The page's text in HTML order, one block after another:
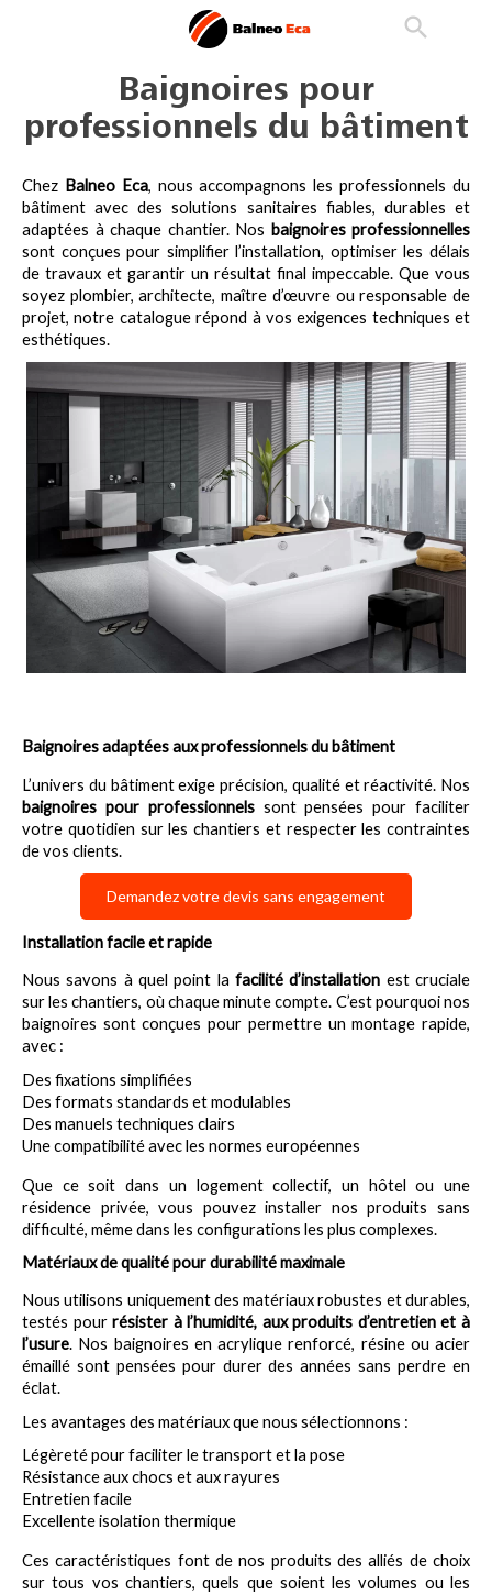
search
Baignoires pour
professionnels du bâtiment
Chez Balneo Eca, nous accompagnons les professionnels du
bâtiment avec des solutions sanitaires fiables, durables et
adaptées à chaque chantier. Nos baignoires professionnelles
sont conçues pour simplifier l’installation, optimiser les délais
de travaux et garantir un résultat final impeccable. Que vous
soyez plombier, architecte, maître d’œuvre ou responsable de
projet, notre catalogue répond à vos exigences techniques et
esthétiques.
Baignoires adaptées aux professionnels du bâtiment
baignoires pour professionnels sont pensées pour faciliter
votre quotidien sur les chantiers et respecter les contraintes
de vos clients.
Demandez votre devis sans engagement
Installation facile et rapide
Nous savons à quel point la facilité d’installation est cruciale
sur les chantiers, où chaque minute compte. C’est pourquoi nos
baignoires sont conçues pour permettre un montage rapide,
avec :
Des fixations simplifiées
Des formats standards et modulables
Des manuels techniques clairs
Une compatibilité avec les normes européennes
Que ce soit dans un logement collectif, un hôtel ou une
résidence privée, vous pouvez installer nos produits sans
difficulté, même dans les configurations les plus complexes.
Matériaux de qualité pour durabilité maximale
Nous utilisons uniquement des matériaux robustes et durables,
testés pour résister à l’humidité, aux produits d’entretien et à
l’usure. Nos baignoires en acrylique renforcé, résine ou acier
émaillé sont pensées pour durer des années sans perdre en
éclat.
Les avantages des matériaux que nous sélectionnons :
Légèreté pour faciliter le transport et la pose
Résistance aux chocs et aux rayures
Entretien facile
Excellente isolation thermique
Ces caractéristiques font de nos produits des alliés de choix
sur tous vos chantiers, quels que soient les volumes ou les